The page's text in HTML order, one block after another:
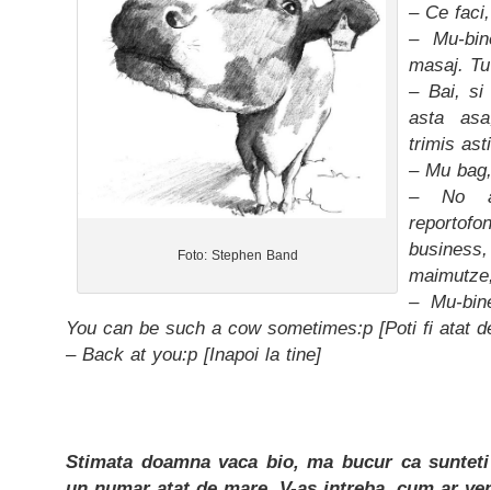
Foto: Stephen Band
– Ce
– Mu-
masaj.
– Bai, si
asta
trimis
– Mu
– No
– Mu-
You can be such a cow sometimes:p [Poti fi atat
– Back at you:p [Inapoi la tine]
Stimata doamna vaca bio, ma bucur ca